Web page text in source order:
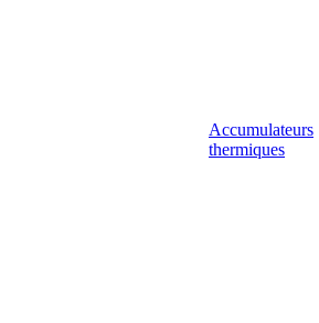
Accumulateurs
thermiques